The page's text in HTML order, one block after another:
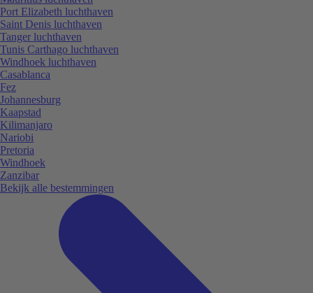
Port Elizabeth luchthaven
Saint Denis luchthaven
Tanger luchthaven
Tunis Carthago luchthaven
Windhoek luchthaven
Casablanca
Fez
Johannesburg
Kaapstad
Kilimanjaro
Nariobi
Pretoria
Windhoek
Zanzibar
Bekijk alle bestemmingen